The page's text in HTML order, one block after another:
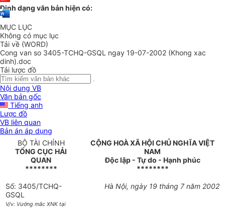
Định dạng văn bản hiện có:
MỤC LỤC
Không có mục lục
Tải về (WORD)
Cong van so 3405-TCHQ-GSQL ngay 19-07-2002 (Khong xac
dinh).doc
Tải lược đồ
Nội dung VB
Văn bản gốc
Tiếng anh
Lược đồ
VB liên quan
Bản án áp dụng
BỘ TÀI CHÍNH
TỔNG CỤC HẢI
QUAN
********
CỘNG HOÀ XÃ HỘI CHỦ NGHĨA VIỆT
NAM
Độc lập - Tự do - Hạnh phúc
********
Số: 3405/TCHQ-
GSQL
V/v: Vướng mắc XNK tại
Hà Nội, ngày 19 tháng 7 năm 2002